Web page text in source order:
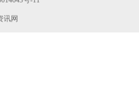
讯网